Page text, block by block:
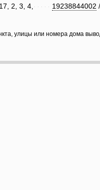
19238844002 /
2, 3, 4,
улицы или номера дома